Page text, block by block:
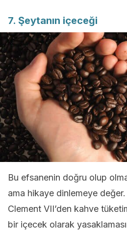
7. Şeytanın içeceği
Bu efsanenin doğru olup
ama hikaye dinlemeye
Clement VII’den kahve
bir içecek olarak